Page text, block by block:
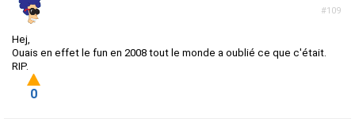
#109
Hej,
Ouais en effet le fun en 2008 tout le monde a oublié ce que c'était.
RIP.
0